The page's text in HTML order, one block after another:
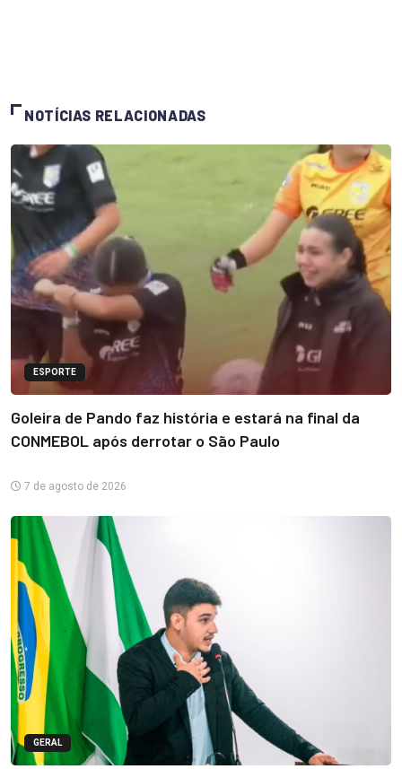
NOTÍCIAS RELACIONADAS
ESPORTE
Goleira de Pando faz história e estará na final da
CONMEBOL após derrotar o São Paulo
7 de agosto de 2026
GERAL